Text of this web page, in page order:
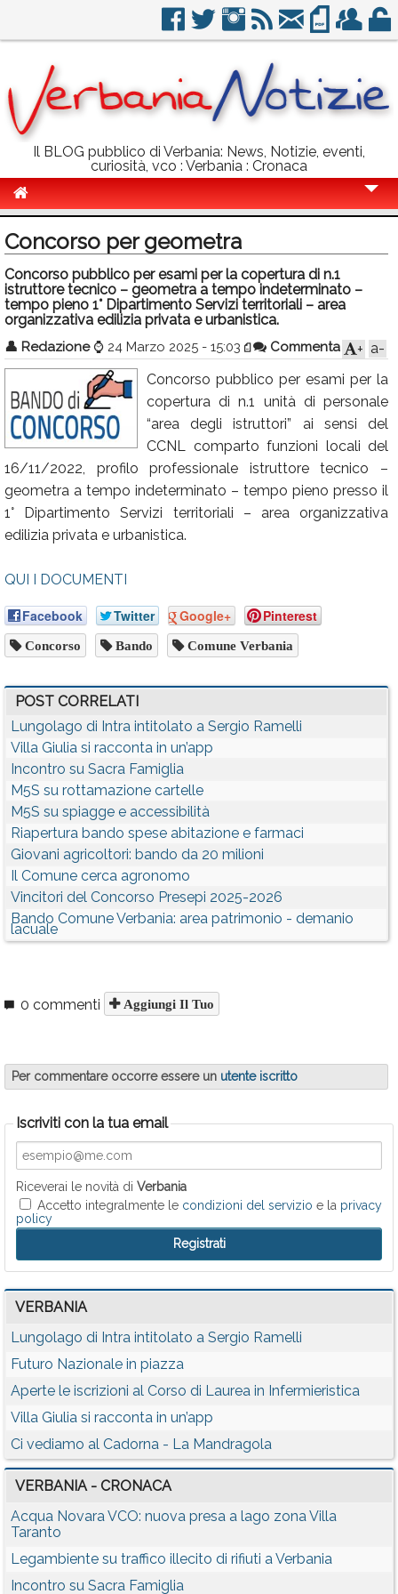
Il BLOG pubblico di Verbania: News, Notizie, eventi,
curiosità, vco : Verbania : Cronaca
Politica
Sport
Eventi
Info Utili
Rubriche
Calendario
Concorso per geometra
Concorso pubblico per esami per la copertura di n.1
istruttore tecnico – geometra a tempo indeterminato –
tempo pieno 1° Dipartimento Servizi territoriali – area
organizzativa edilizia privata e urbanistica.
👤 Redazione ⌚ 24 Marzo 2025 - 15:03 Commenta a-
+
Concorso pubblico per esami per la
copertura di n.1 unità di personale
“area degli istruttori” ai sensi del
CCNL comparto funzioni locali del
16/11/2022, profilo professionale istruttore tecnico –
geometra a tempo indeterminato – tempo pieno presso il
1° Dipartimento Servizi territoriali – area organizzativa
edilizia privata e urbanistica.
QUI I DOCUMENTI
Facebook Twitter Google+ Pinterest
Concorso Bando Comune Verbania
POST CORRELATI
Lungolago di Intra intitolato a Sergio Ramelli
Villa Giulia si racconta in un’app
Incontro su Sacra Famiglia
M5S su rottamazione cartelle
M5S su spiagge e accessibilità
Riapertura bando spese abitazione e farmaci
Giovani agricoltori: bando da 20 milioni
Il Comune cerca agronomo
Vincitori del Concorso Presepi 2025-2026
Bando Comune Verbania: area patrimonio - demanio
lacuale
0 commenti Aggiungi Il Tuo
Per commentare occorre essere un utente iscritto
Iscriviti con la tua email
Riceverai le novità di Verbania
Accetto integralmente le condizioni del servizio e la privacy
policy
VERBANIA
Lungolago di Intra intitolato a Sergio Ramelli
Futuro Nazionale in piazza
Aperte le iscrizioni al Corso di Laurea in Infermieristica
Villa Giulia si racconta in un’app
Ci vediamo al Cadorna - La Mandragola
VERBANIA - CRONACA
Acqua Novara VCO: nuova presa a lago zona Villa
Taranto
Legambiente su traffico illecito di rifiuti a Verbania
Incontro su Sacra Famiglia